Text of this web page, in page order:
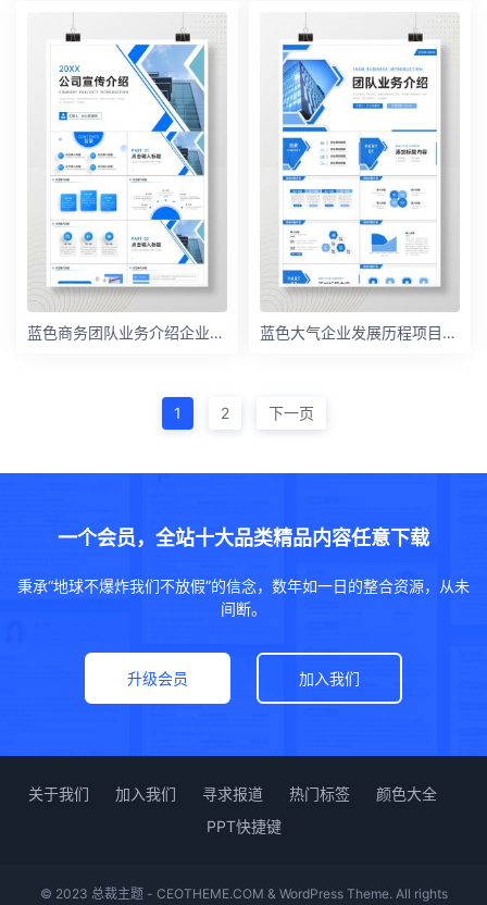
蓝色商务团队业务介绍企业文化宣传PPT模板 蓝色大气企业发展历程项目合作宣传PPT模板
1 2 下一页
一个会员，全站十大品类精品内容任意下载
秉承“地球不爆炸我们不放假”的信念，数年如一日的整合资源，从未
间断。
升级会员 加入我们
关于我们 加入我们 寻求报道 热门标签
颜色大全
PPT快捷键
© 2023 总裁主题 - CEOTHEME.COM & WordPress Theme. All rights